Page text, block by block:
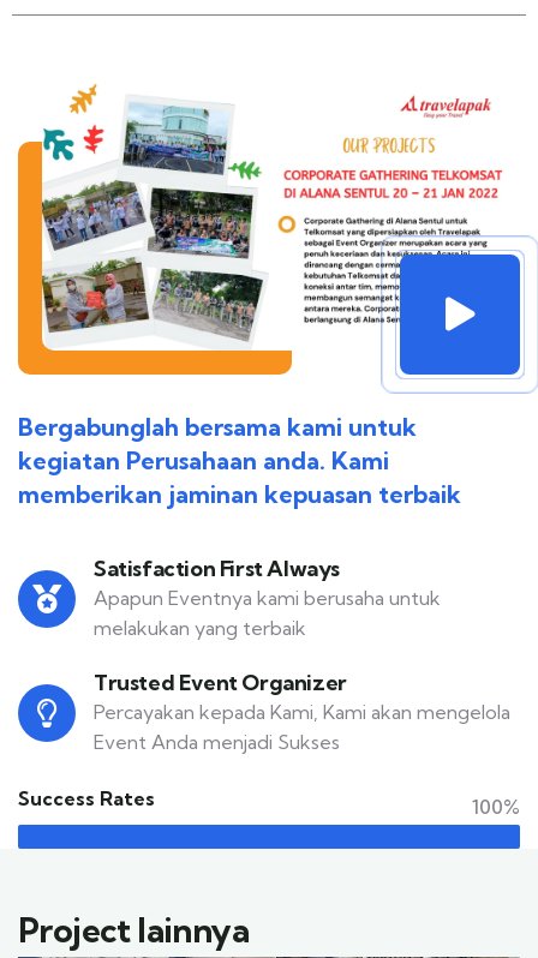
Bergabunglah bersama kami untuk
kegiatan Perusahaan anda. Kami
memberikan jaminan kepuasan terbaik
Satisfaction First Always
Apapun Eventnya kami berusaha untuk
melakukan yang terbaik
Trusted Event Organizer
Percayakan kepada Kami, Kami akan mengelola
Event Anda menjadi Sukses
Success Rates 100%
Project lainnya